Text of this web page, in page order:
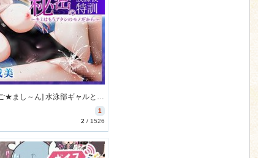
[231017][りんご★まし～ん] 水泳部ギャルと秘密の放課後特訓～キミはもうアタシのモノだから～【アニメ版】 [1336M] [RJ01094771]
1
2 / 1526